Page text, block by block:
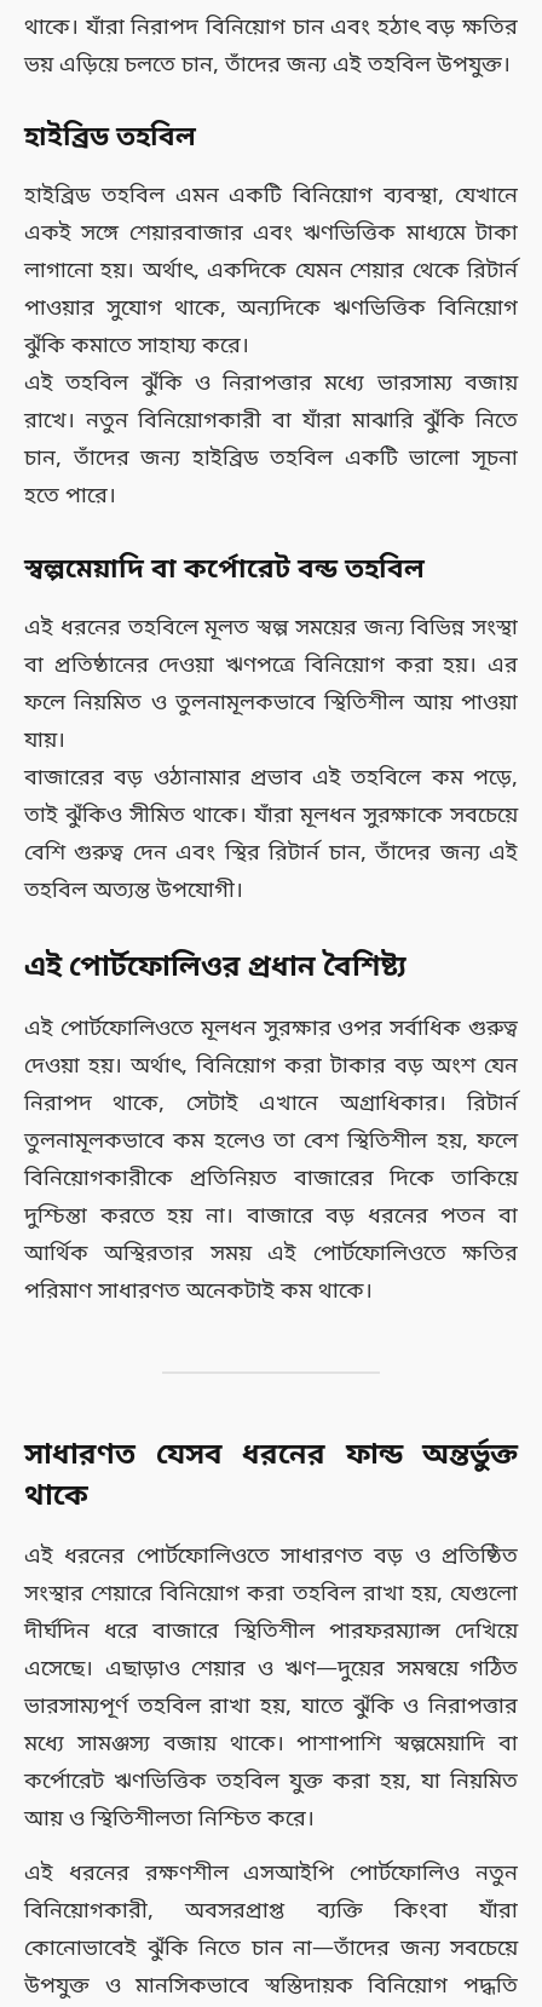
থাকে। যাঁরা নিরাপদ বিনিয়োগ চান এবং হঠাৎ বড় ক্ষতির
ভয় এড়িয়ে চলতে চান, তাঁদের জন্য এই তহবিল উপযুক্ত।
হাইব্রিড তহবিল
হাইব্রিড তহবিল এমন একটি বিনিয়োগ ব্যবস্থা, যেখানে
একই সঙ্গে শেয়ারবাজার এবং ঋণভিত্তিক মাধ্যমে টাকা
লাগানো হয়। অর্থাৎ, একদিকে যেমন শেয়ার থেকে রিটার্ন
পাওয়ার সুযোগ থাকে, অন্যদিকে ঋণভিত্তিক বিনিয়োগ
ঝুঁকি কমাতে সাহায্য করে।
এই তহবিল ঝুঁকি ও নিরাপত্তার মধ্যে ভারসাম্য বজায়
রাখে। নতুন বিনিয়োগকারী বা যাঁরা মাঝারি ঝুঁকি নিতে
চান, তাঁদের জন্য হাইব্রিড তহবিল একটি ভালো সূচনা
হতে পারে।
স্বল্পমেয়াদি বা কর্পোরেট বন্ড তহবিল
এই ধরনের তহবিলে মূলত স্বল্প সময়ের জন্য বিভিন্ন সংস্থা
বা প্রতিষ্ঠানের দেওয়া ঋণপত্রে বিনিয়োগ করা হয়। এর
ফলে নিয়মিত ও তুলনামূলকভাবে স্থিতিশীল আয় পাওয়া
যায়।
বাজারের বড় ওঠানামার প্রভাব এই তহবিলে কম পড়ে,
তাই ঝুঁকিও সীমিত থাকে। যাঁরা মূলধন সুরক্ষাকে সবচেয়ে
বেশি গুরুত্ব দেন এবং স্থির রিটার্ন চান, তাঁদের জন্য এই
তহবিল অত্যন্ত উপযোগী।
এই পোর্টফোলিওর প্রধান বৈশিষ্ট্য
এই পোর্টফোলিওতে মূলধন সুরক্ষার ওপর সর্বাধিক গুরুত্ব
দেওয়া হয়। অর্থাৎ, বিনিয়োগ করা টাকার বড় অংশ যেন
নিরাপদ থাকে, সেটাই এখানে অগ্রাধিকার। রিটার্ন
তুলনামূলকভাবে কম হলেও তা বেশ স্থিতিশীল হয়, ফলে
বিনিয়োগকারীকে প্রতিনিয়ত বাজারের দিকে তাকিয়ে
দুশ্চিন্তা করতে হয় না। বাজারে বড় ধরনের পতন বা
আর্থিক অস্থিরতার সময় এই পোর্টফোলিওতে ক্ষতির
পরিমাণ সাধারণত অনেকটাই কম থাকে।
সাধারণত যেসব ধরনের ফান্ড অন্তর্ভুক্ত
থাকে
এই ধরনের পোর্টফোলিওতে সাধারণত বড় ও প্রতিষ্ঠিত
সংস্থার শেয়ারে বিনিয়োগ করা তহবিল রাখা হয়, যেগুলো
দীর্ঘদিন ধরে বাজারে স্থিতিশীল পারফরম্যান্স দেখিয়ে
এসেছে। এছাড়াও শেয়ার ও ঋণ—দুয়ের সমন্বয়ে গঠিত
ভারসাম্যপূর্ণ তহবিল রাখা হয়, যাতে ঝুঁকি ও নিরাপত্তার
মধ্যে সামঞ্জস্য বজায় থাকে। পাশাপাশি স্বল্পমেয়াদি বা
কর্পোরেট ঋণভিত্তিক তহবিল যুক্ত করা হয়, যা নিয়মিত
আয় ও স্থিতিশীলতা নিশ্চিত করে।
এই ধরনের রক্ষণশীল এসআইপি পোর্টফোলিও নতুন
বিনিয়োগকারী, অবসরপ্রাপ্ত ব্যক্তি কিংবা যাঁরা
কোনোভাবেই ঝুঁকি নিতে চান না—তাঁদের জন্য সবচেয়ে
উপযুক্ত ও মানসিকভাবে স্বস্তিদায়ক বিনিয়োগ পদ্ধতি